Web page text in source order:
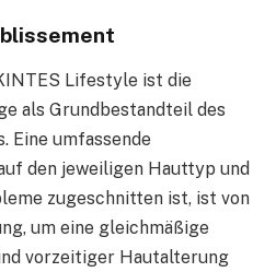
Lifestyle ist die
als Grundbestandteil des
Eine umfassende
den jeweiligen Hauttyp und
zugeschnitten ist, ist von
um eine gleichmäßige
vorzeitiger Hautalterung